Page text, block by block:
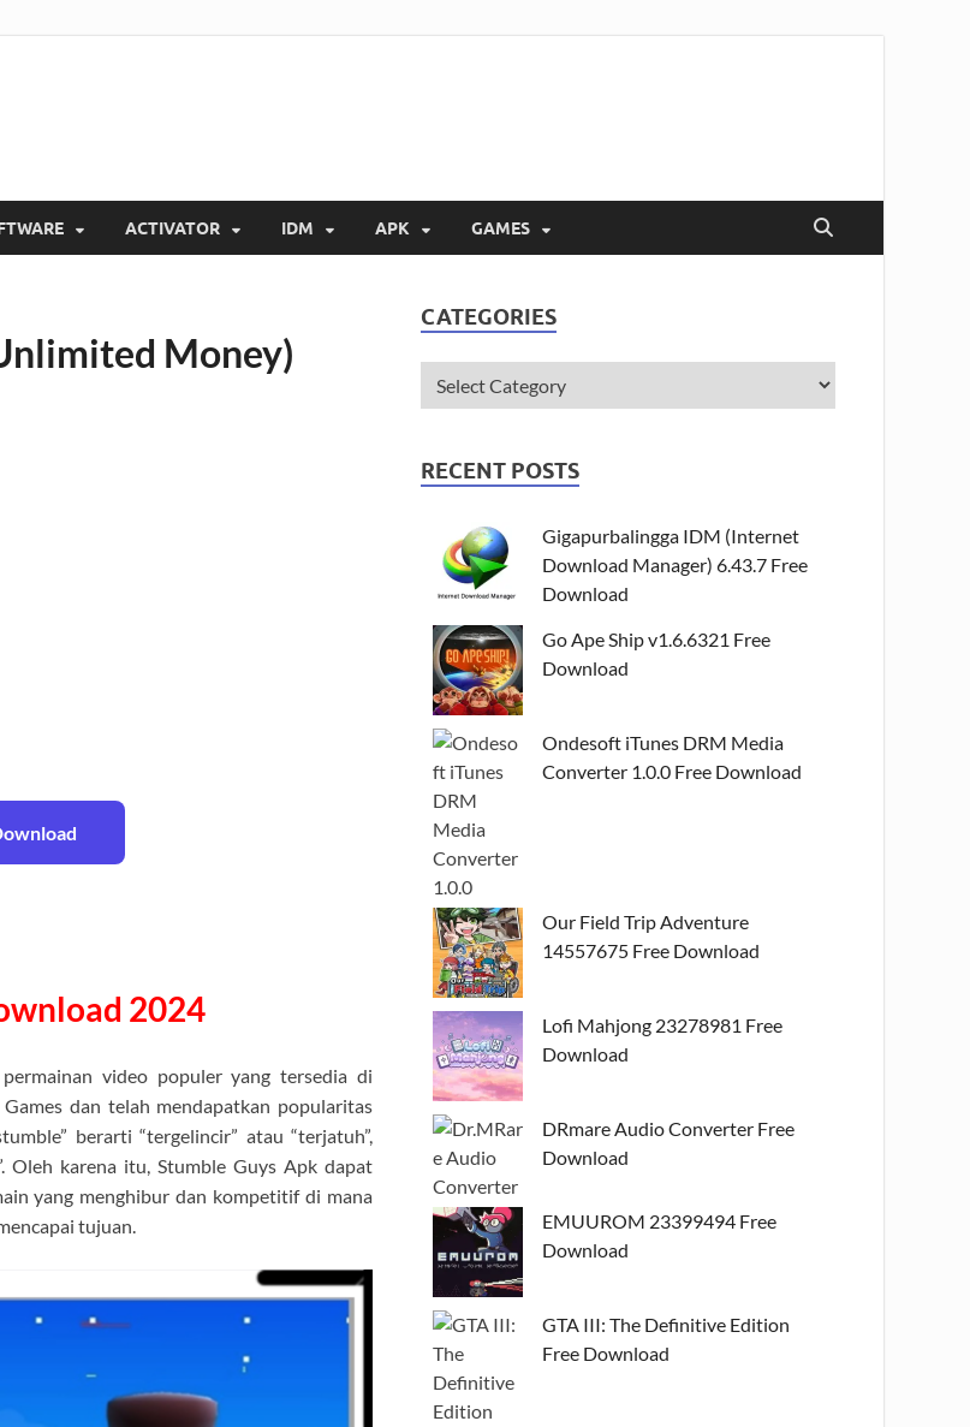
ACTIVATOR IDM APK GAMES
Money)
2024
video populer yang tersedia di
dan telah mendapatkan popularitas
berarti “tergelincir” atau “terjatuh”,
Oleh karena itu, Stumble Guys Apk dapat
yang menghibur dan kompetitif di mana
tujuan.
CATEGORIES
RECENT POSTS
Gigapurbalingga IDM (Internet
Download Manager) 6.43.7 Free
Download
Go Ape Ship v1.6.6321 Free
Download
Ondesoft iTunes DRM Media
Converter 1.0.0 Free Download
Our Field Trip Adventure
14557675 Free Download
Lofi Mahjong 23278981 Free
Download
DRmare Audio Converter Free
Download
EMUUROM 23399494 Free
Download
GTA III: The Definitive Edition
Free Download